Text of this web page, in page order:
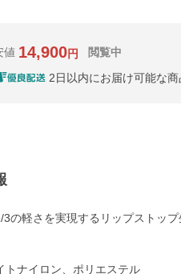
値 14,900円
閲覧中
2日以内にお届け可能な商
3の軽さを実現するリップストッ
トナイロン、ポリエステル